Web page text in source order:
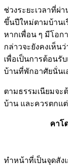
ช่วงระยะเวลาที่ผ่
ขึ้นปีใหม่ตามบ้านเ
หากเพื่อน ๆ มีโอก
กล่าวจะยังคงเห็น
เพื่อเป็นการต้อนรั
บ้านที่พักอาศัยนั่นเ
ตามธรรมเนียมจะ
บ้าน และควรตกแต่
คาโ
ทำหน้าที่เป็นจุดสัง